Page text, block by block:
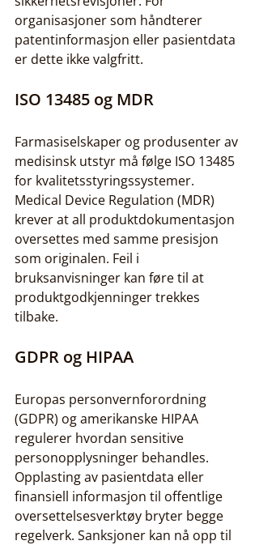
organisasjoner som håndterer
patentinformasjon eller pasientdata
er dette ikke valgfritt.
ISO 13485 og MDR
Farmasiselskaper og produsenter av
medisinsk utstyr må følge ISO 13485
for kvalitetsstyringssystemer.
Medical Device Regulation (MDR)
krever at all produktdokumentasjon
oversettes med samme presisjon
som originalen. Feil i
bruksanvisninger kan føre til at
produktgodkjenninger trekkes
tilbake.
GDPR og HIPAA
Europas personvernforordning
(GDPR) og amerikanske HIPAA
regulerer hvordan sensitive
personopplysninger behandles.
Opplasting av pasientdata eller
finansiell informasjon til offentlige
oversettelsesverktøy bryter begge
regelverk. Sanksjoner kan nå opp til